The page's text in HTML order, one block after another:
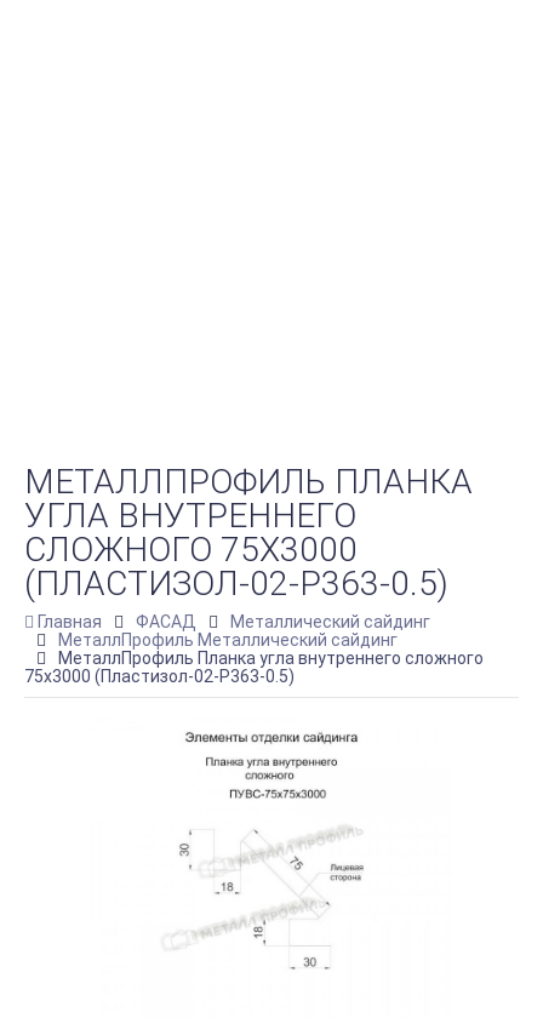
МЕТАЛЛПРОФИЛЬ ПЛАНКА
УГЛА ВНУТРЕННЕГО
СЛОЖНОГО 75Х3000
(ПЛАСТИЗОЛ-02-Р363-0.5)
Главная ФАСАД
Металлический сайдинг
МеталлПрофиль Металлический сайдинг
МеталлПрофиль Планка угла внутреннего сложного
75х3000 (Пластизол-02-Р363-0.5)